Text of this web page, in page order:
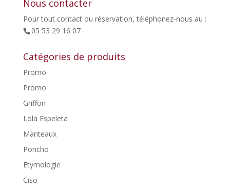
Nous contacter
Pour tout contact ou réservation, téléphonez-nous au :
05 53 29 16 07
Catégories de produits
Promo
Promo
Griffon
Lola Espeleta
Manteaux
Poncho
Etymologie
Ciso